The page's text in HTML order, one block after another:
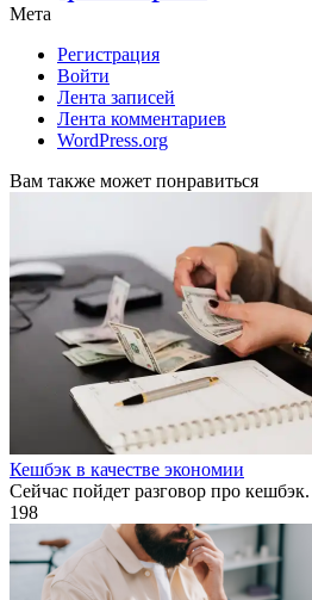
Мета
Регистрация
Войти
Лента записей
Лента комментариев
WordPress.org
Вам также может понравиться
Кешбэк в качестве экономии
Сейчас пойдет разговор про
198